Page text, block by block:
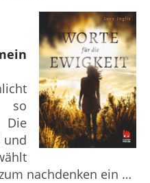
und
nachdenken ein …